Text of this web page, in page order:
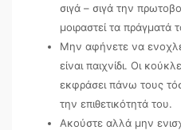
σιγά – σιγά την
μοιραστεί τα πράγματά
Μην αφήνετε να
είναι παιχνίδι. Οι
εκφράσει πάνω τους
την επιθετικότητά του.
Ακούστε αλλά μην